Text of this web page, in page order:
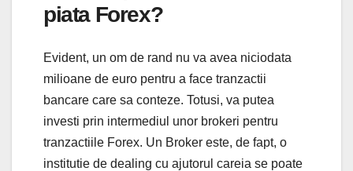
piata Forex?
Evident, un om de rand nu va avea niciodata
milioane de euro pentru a face tranzactii
bancare care sa conteze. Totusi, va putea
investi prin intermediul unor brokeri pentru
tranzactiile Forex. Un Broker este, de fapt, o
institutie de dealing cu ajutorul careia se poate